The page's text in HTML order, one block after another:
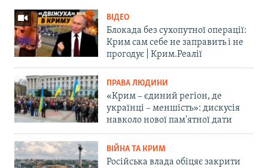
ВІДЕО
Блокада без сухопутної операції:
Крим сам себе не заправить і не
прогодує | Крим.Реалії
ПРАВА ЛЮДИНИ
«Крим – єдиний регіон, де
українці – меншість»: дискусія
навколо нової пам'ятної дати
ВІЙНА ТА КРИМ
Російська влада обіцяє закрити